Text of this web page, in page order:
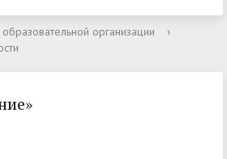
организации
›